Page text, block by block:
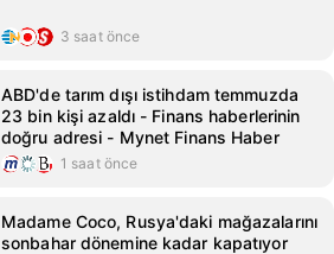
3 saat önce
ABD'de tarım dışı istihdam temmuzda
23 bin kişi azaldı - Finans haberlerinin
doğru adresi - Mynet Finans Haber
1 saat önce
Madame Coco, Rusya'daki mağazalarını
sonbahar dönemine kadar kapatıyor